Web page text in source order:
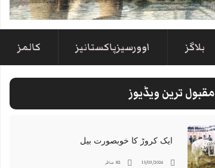
بلاگز اوورسیزپاکستانیز کالمز
مقبول ترین ویڈیوز
ایک کروڑ کا خوبصورت بیل
15/03/2026 82 مناظر